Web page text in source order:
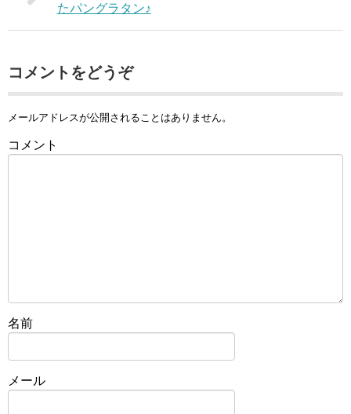
たパングラタン♪
コメントをどうぞ
メールアドレスが公開されることはありません。
コメント
名前
メール